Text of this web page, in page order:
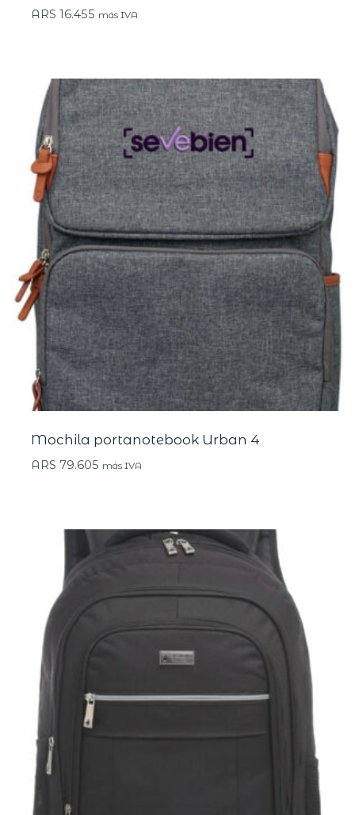
ARS 16.455 más IVA
Mochila portanotebook Urban 4
ARS 79.605 más IVA